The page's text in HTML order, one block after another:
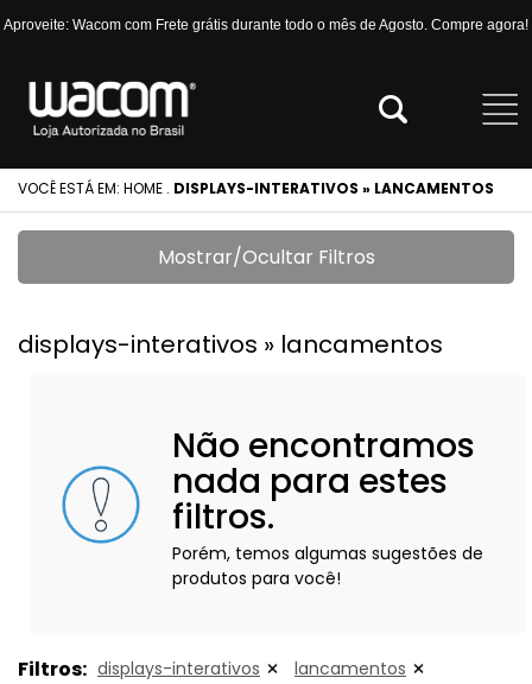
Aproveite: Wacom com Frete grátis durante todo o mês de Agosto. Compre agora!
VOCÊ ESTÁ EM: HOME . DISPLAYS-INTERATIVOS » LANCAMENTOS
Mostrar/Ocultar Filtros
displays-interativos » lancamentos
Não encontramos
nada para estes
filtros.
Porém, temos algumas sugestões de
produtos para você!
Filtros: displays-interativos lancamentos